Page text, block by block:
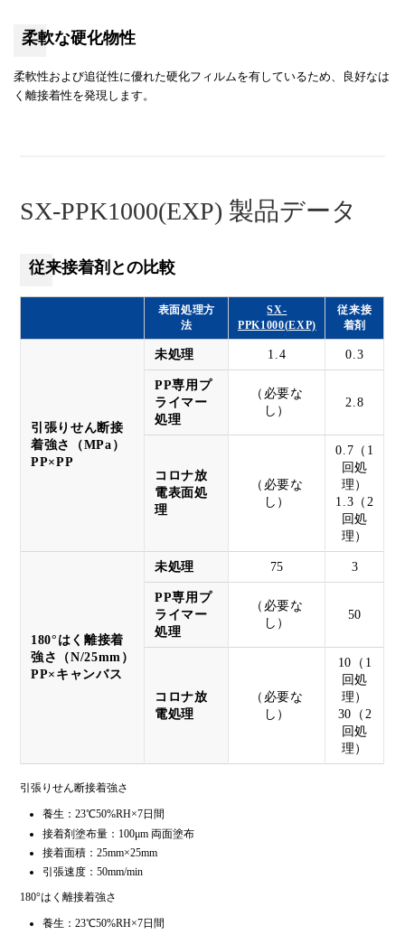
柔軟な硬化物性
柔軟性および追従性に優れた硬化フィルムを有しているため、良好なは
く離接着性を発現します。
SX-PPK1000(EXP) 製品データ
従来接着剤との比較
表面処理方
法
SX-
PPK1000(EXP)
従来接
着剤
引張りせん断接
着強さ（MPa）
PP×PP
未処理 1.4 0.3
PP専用プ
ライマー
処理
（必要な
し）
2.8
コロナ放
電表面処
理
（必要な
し）
0.7（1
回処
理）
1.3（2
回処
理）
180°はく離接着
強さ（N/25mm）
PP×キャンバス
未処理 75 3
PP専用プ
ライマー
処理
（必要な
し）
50
コロナ放
電処理
（必要な
し）
10（1
回処
理）
30（2
回処
理）
引張りせん断接着強さ
養生：23℃50%RH×7日間
接着剤塗布量：100μm 両面塗布
接着面積：25mm×25mm
引張速度：50mm/min
180°はく離接着強さ
養生：23℃50%RH×7日間